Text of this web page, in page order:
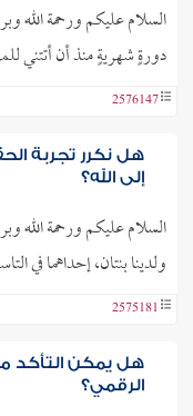
السلام عليكم ورحمة الله
دورةٍ شهريةٍ منذ أن أتتني
2576147
هل نكرر تجربة
إلى الله؟
السلام عليكم ورحمة الله
ولدينا بنتان، إحداهما في
2575181
هل يمكن التأكد
الرقمي؟